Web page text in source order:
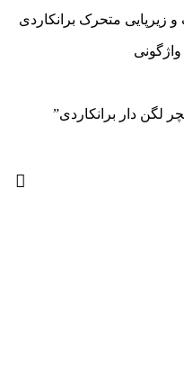
متحرک برانکاردی
لگن دار برانکاردی”